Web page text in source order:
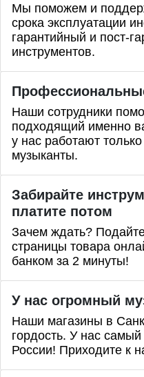
Мы поможем и
срока эксплуатации
гарантийный и пост-
инструментов.
Наши сотрудники
подходящий именно
у нас работают
музыканты.
Забирайте
платите потом
Зачем ждать?
страницы товара
банком за 2 минуты!
У нас огромный
Наши магазины в
гордость. У нас
России! Приходите к